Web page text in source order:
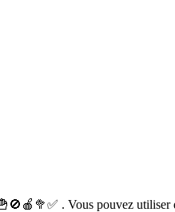
. Vous pouvez utiliser